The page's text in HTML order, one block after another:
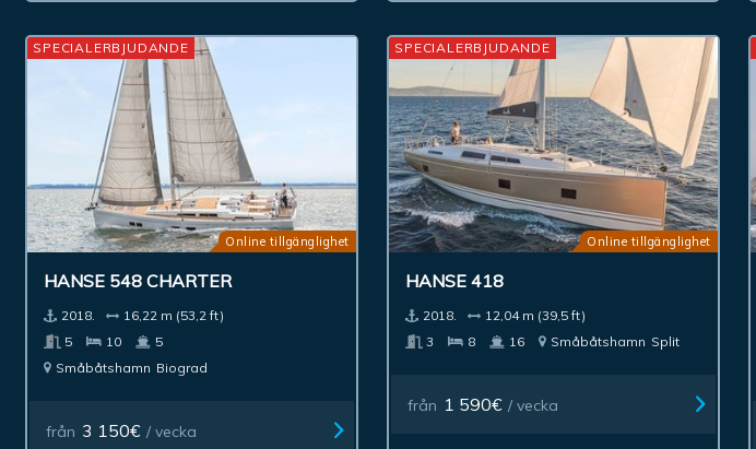
Online tillgänglighet
HANSE 548 CHARTER
2018.
16,22 m (53,2 ft)
5
10
5
Småbåtshamn Biograd
från 3 150€ / vecka
SPECIALERBJUDANDE
Online tillgänglighet
HANSE 418
2018.
12,04 m (39,5 ft)
3
8 16 Småbåtshamn Split
från 1 590€ / vecka
SPECIALERBJUDANDE